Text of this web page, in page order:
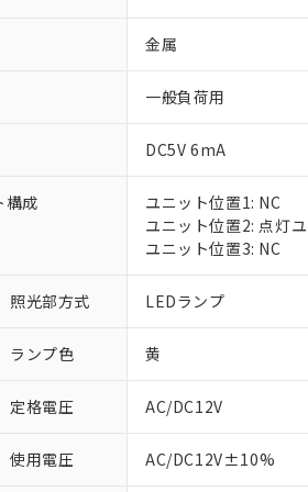
金属
一般負荷用
DC5V 6mA
構成
ユニット位置1: NC
ユニット位置2: 点灯
ユニット位置3: NC
照光部方式 LEDランプ
ランプ色 黄
定格電圧 AC/DC12V
使用電圧 AC/DC12V±10%
ご利用条件
※1 対応状況
調査・確認中：
非該当品：ライセ
仕入先様の事情に
があります。
※1 中国